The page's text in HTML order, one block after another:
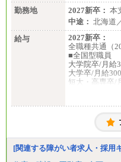
勤務地
2027新卒： 本
中途： 北海道
給与
2027新卒：
全職種共通（
■全国型職員
大学院卒/月給
大学卒/月給
短大・高専卒/
大学院卒/月給
大学卒/月給
短大・高専卒/
■特定職員※
大学院卒/月給
[関連する障がい者求人・採用